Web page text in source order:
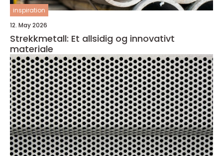
inspiration
12. May 2026
Strekkmetall: Et allsidig og innovativt
materiale